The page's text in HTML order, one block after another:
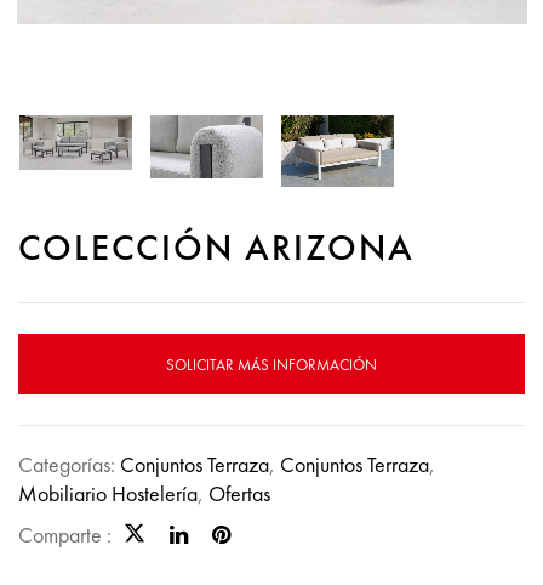
COLECCIÓN ARIZONA
SOLICITAR MÁS INFORMACIÓN
Categorías: Conjuntos Terraza, Conjuntos Terraza,
Mobiliario Hostelería, Ofertas
Comparte :